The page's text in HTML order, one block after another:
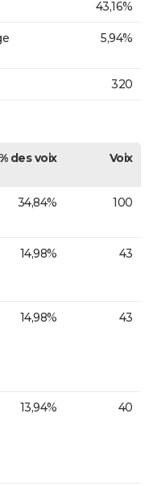
43,16%
5,94%
320
des voix Voix
34,84% 100
14,98% 43
14,98% 43
13,94% 40